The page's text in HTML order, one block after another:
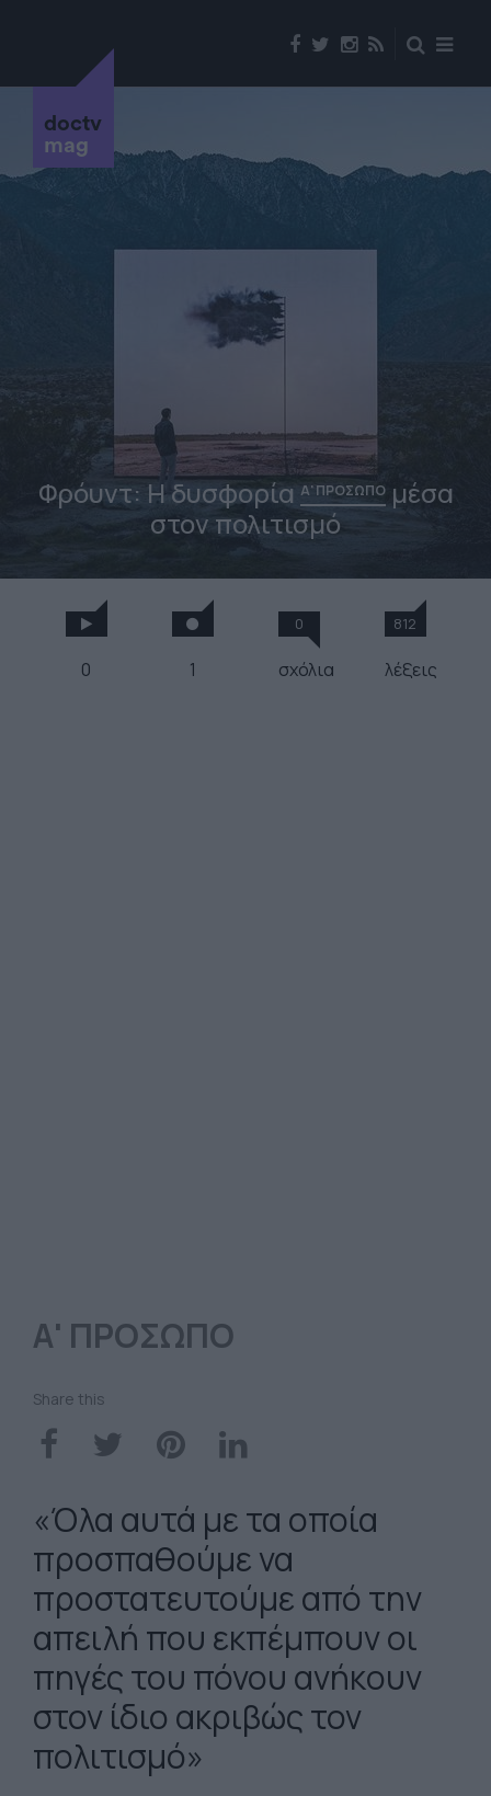
doctv
mag
Φρόυντ: Η δυσφορίαΑ' ΠΡΟΣΩΠΟμέσα
στον πολιτισμό
0 1
0
σχόλια
812
λέξεις
Α' ΠΡΟΣΩΠΟ
Share this
«Όλα αυτά με τα οποία
προσπαθούμε να
προστατευτούμε από την
απειλή που εκπέμπουν οι
πηγές του πόνου ανήκουν
στον ίδιο ακριβώς τον
πολιτισμό»